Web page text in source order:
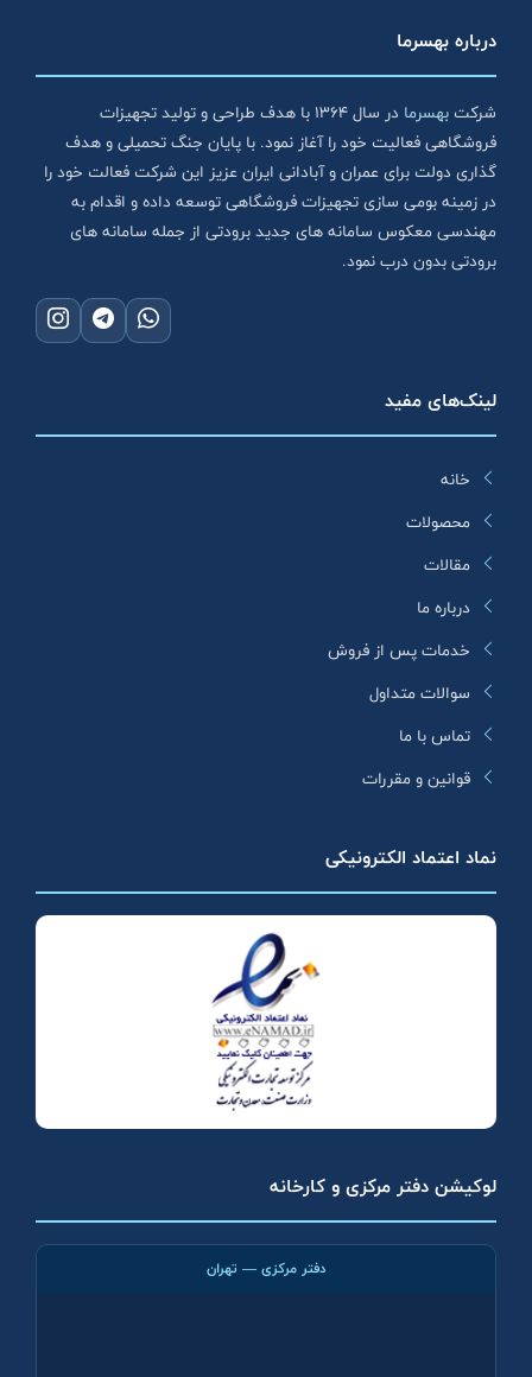
درباره بهسرما
شرکت بهسرما
در سال ۱۳۶۴ با هدف طراحی و تولید تجهیزات
فروشگاهی فعالیت خود را آغاز نمود. با پایان جنگ تحمیلی و هدف
گذاری دولت برای عمران و آبادانی ایران عزیز این شرکت فعالت خود را
در زمینه بومی سازی تجهیزات فروشگاهی توسعه داده و اقدام به
مهندسی معکوس سامانه های جدید برودتی از جمله سامانه های
برودتی بدون درب نمود.
لینک‌های مفید
خانه
محصولات
مقالات
درباره ما
خدمات پس از فروش
سوالات متداول
تماس با ما
قوانین و مقررات
نماد اعتماد الکترونیکی
لوکیشن دفتر مرکزی و کارخانه
دفتر مرکزی — تهران